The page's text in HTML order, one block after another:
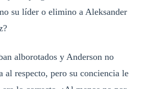
su líder o elimino a Aleksander
alborotados y Anderson no
al respecto, pero su conciencia le